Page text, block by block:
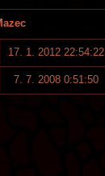
17. 1. 2012 22:54:22
7. 7. 2008 0:51:50